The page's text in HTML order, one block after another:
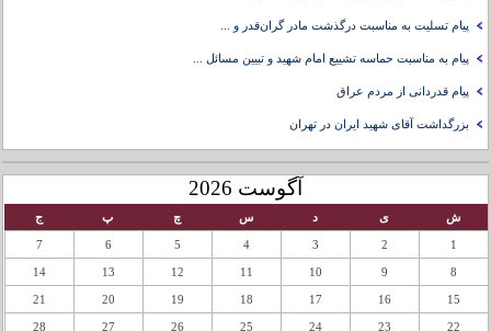
پیام تسلیت به مناسبت درگذشت مادر گران‌قدر و ...
پیام به مناسبت حماسه تشییع امام شهید و تبیین مسائل ...
پیام قدردانی از مردم عراق
بزرگداشت آقای شهید ایران در تهران
آگوست 2026
ش ی د س چ پ ج
1
2
3
4
5
6
7
8
9
10
11
12
13
14
15
16
17
18
19
20
21
22
23
24
25
26
27
28